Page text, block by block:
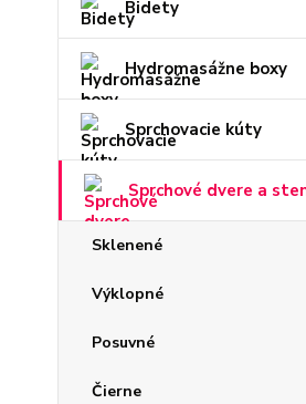
Bidety
Hydromasážne boxy
Sprchovacie kúty
Sprchové dvere a
Sklenené
Výklopné
Posuvné
Čierne